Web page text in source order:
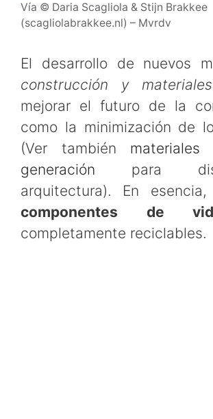
Vía © Daria Scagliola & Stijn Brakkee
(scagliolabrakkee.nl) – Mvrdv
El desarrollo de nuevos
construcción y materiales
mejorar el futuro de la
como la minimización de
(Ver también
generación para
arquitectura). En
componentes de
completamente reciclables.